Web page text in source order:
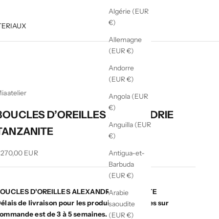
Algérie (EUR
€)
Allemagne
(EUR €)
Andorre
(EUR €)
Angola (EUR
€)
Anguilla (EUR
€)
Antigua-et-
Barbuda
(EUR €)
Arabie
saoudite
(EUR €)
D’OREILLES ALEXANDRIE
de vente
EUR
D'OREILLES ALEXANDRIE TANZANITE
de livraison pour les produits disponibles sur
est de 3 à 5 semaines.